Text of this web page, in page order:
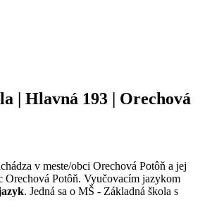
| Hlavná 193 | Orechová
v meste/obci Orechová Potôň a jej
Orechová Potôň. Vyučovacím jazykom
. Jedná sa o MŠ - Základná škola s